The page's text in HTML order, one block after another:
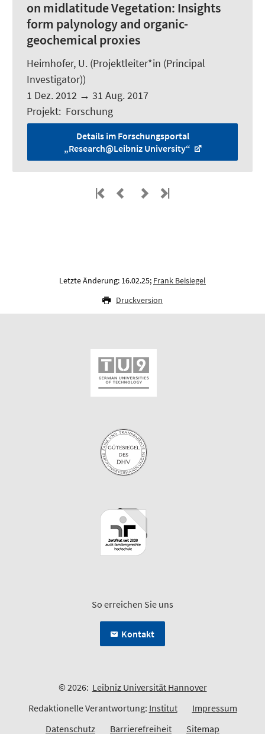
on midlatitude Vegetation: Insights
form palynology and organic-
geochemical proxies
Heimhofer, U. (Projektleiter*in (Principal
Investigator))
1 Dez. 2012 → 31 Aug. 2017
Projekt: Forschung
Details im Forschungsportal
„Research@Leibniz University“
Letzte Änderung: 16.02.25; Frank Beisiegel
Druckversion
So erreichen Sie uns
Kontakt
© 2026: Leibniz Universität Hannover
Redaktionelle Verantwortung: Institut
Impressum
Datenschutz
Barrierefreiheit Sitemap